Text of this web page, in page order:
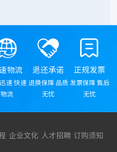
物流
速 快速
物流
退还承诺
退换保障 品质
无忧
正规发票
发票保障 售后
无忧
企业文化 人才招聘 订购须知